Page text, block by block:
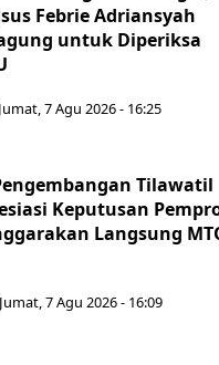
Febrie Adriansyah
untuk Diperiksa
Jumat, 7 Agu 2026 - 16:25
Tilawatil
Keputusan
Langsung
Jumat, 7 Agu 2026 - 16:09